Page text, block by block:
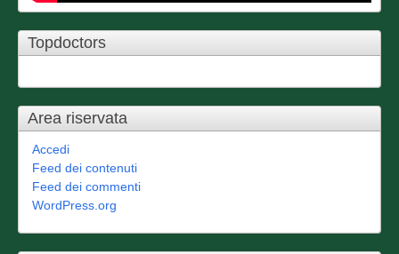
Topdoctors
Area riservata
Accedi
Feed dei contenuti
Feed dei commenti
WordPress.org